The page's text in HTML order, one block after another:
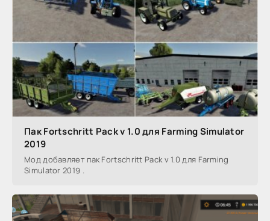
Пак Fortschritt Pack v 1.0 для Farming Simulator
2019
Мод добавляет пак Fortschritt Pack v 1.0 для Farming
Simulator 2019 .